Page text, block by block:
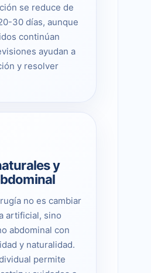
se reduce de
30 días, aunque
continúan
ayudan a
y resolver
y
no es cambiar
artificial, sino
abdominal con
y naturalidad.
permite